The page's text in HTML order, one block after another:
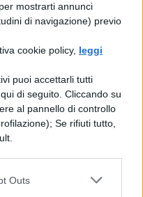
mostrarti annunci
di navigazione) previo
cookie policy, leggi
puoi accettarli tutti
di seguito. Cliccando su
al pannello di controllo
Se rifiuti tutto,
Outs
disponibili
circostanza.
quotidiana
. Per quanto
integratote
così di avere
spazzolini con